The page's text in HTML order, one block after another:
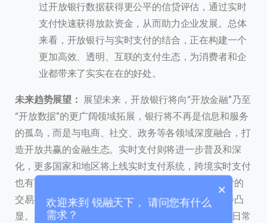
过开放银行数据获得更公平的信贷评估，通过实时
支付快速获得放款资金，从而助力企业发展。总体
来看，开放银行与实时支付的结合，正在构建一个
更加高效、透明、互联的支付生态，为消费者和企
业都带来了实实在在的好处。
未来趋势展望：
展望未来，开放银行将向“开放金融”乃至
“开放数据”的更广阔领域拓展，银行将不再是信息和服务
的孤岛，而是与电商、社交、政务等各领域深度融合，打
造开放共赢的金融生态。实时支付则将进一步普及和深
化，更多国家和地区将上线实时支付系统，跨境实时支付
也有望取得突破。预计到2027年，全球开放银行支付的
交易额将达到3300亿美元，开放银行的价值将进一步凸
显。同时，实时支付的交易量占比将持续攀升，成为日常
联系我们
我们的团队会尽快回复。
China
+86
+86
0 / 20
×
欢迎来到 锐融天下， 请问您有什么
需求？